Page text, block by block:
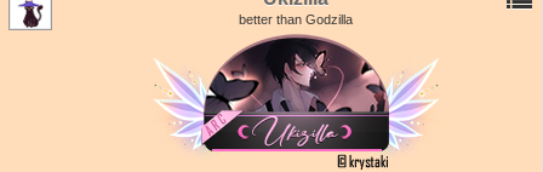
better than Godzilla